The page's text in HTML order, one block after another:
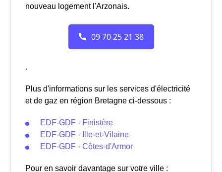
nouveau logement l'Arzonais.
.
Plus d'informations sur les services d'électricité
et de gaz en région Bretagne ci-dessous :
EDF-GDF - Finistère
EDF-GDF - Ille-et-Vilaine
EDF-GDF - Côtes-d'Armor
Pour en savoir davantage sur votre ville :